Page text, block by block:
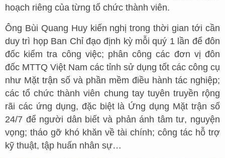
hoạch riêng của từng tổ chức thành viên.
Ông Bùi Quang Huy kiến nghị trong thời gian tới cần
duy trì họp Ban Chỉ đạo định kỳ mỗi quý 1 lần để đôn
đốc kiểm tra công việc; phân công các đơn vị đôn
đốc MTTQ Việt Nam các tỉnh sử dụng tốt các công cụ
như Mặt trận số và phần mềm điều hành tác nghiệp;
các tổ chức thành viên chung tay tuyên truyền rộng
rãi các ứng dụng, đặc biệt là Ứng dụng Mặt trận số
24/7 để người dân biết và phản ánh tâm tư, nguyện
vọng; tháo gỡ khó khăn về tài chính; công tác hỗ trợ
kỹ thuật, tập huấn nhân sự…